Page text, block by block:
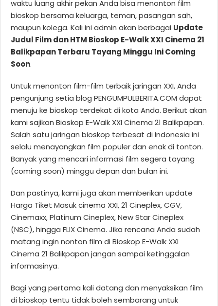
waktu luang akhir pekan Anda bisa menonton film
bioskop bersama keluarga, teman, pasangan sah,
maupun kolega. Kali ini admin akan berbagai Update
Judul Film dan HTM Bioskop E-Walk XXI Cinema 21
Balikpapan Terbaru Tayang Minggu Ini Coming
Soon.
Untuk menonton film-film terbaik jaringan XXI, Anda
pengunjung setia blog PENGUMPULBERITA.COM dapat
menuju ke bioskop terdekat di kota Anda. Berikut akan
kami sajikan Bioskop E-Walk XXI Cinema 21 Balikpapan.
Salah satu jaringan bioskop terbesat di Indonesia ini
selalu menayangkan film populer dan enak di tonton.
Banyak yang mencari informasi film segera tayang
(coming soon) minggu depan dan bulan ini.
Dan pastinya, kami juga akan memberikan update
Harga Tiket Masuk cinema XXI, 21 Cineplex, CGV,
Cinemaxx, Platinum Cineplex, New Star Cineplex
(NSC), hingga FLIX Cinema. Jika rencana Anda sudah
matang ingin nonton film di Bioskop E-Walk XXI
Cinema 21 Balikpapan jangan sampai ketinggalan
informasinya.
Bagi yang pertama kali datang dan menyaksikan film
di bioskop tentu tidak boleh sembarang untuk